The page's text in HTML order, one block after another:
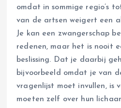
omdat in sommige regio’s
van de artsen weigert een
Je kan een zwangerschap
redenen, maar het is nooit
beslissing. Dat je daarbij
bijvoorbeeld omdat je van
vragenlijst moet invullen, is
moeten zelf over hun